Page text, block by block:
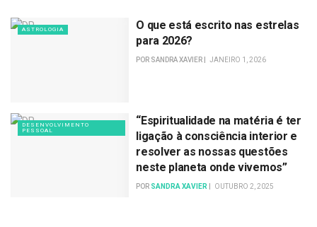
ASTROLOGIA
O que está escrito nas estrelas
para 2026?
POR SANDRA XAVIER JANEIRO 1, 2026
DESENVOLVIMENTO
PESSOAL
“Espiritualidade na matéria é ter
ligação à consciência interior e
resolver as nossas questões
neste planeta onde vivemos”
POR SANDRA XAVIER OUTUBRO 2, 2025